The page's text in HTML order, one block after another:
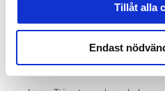
Tillåt alla
Endast
hantering av dina
rekommenderar att du noga
villkor för hantering av dina